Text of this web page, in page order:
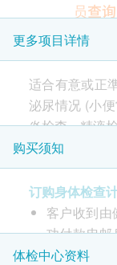
$100 AEON 礼券
$300 hutchgo.com
精液化验-活
2 基本项目
基本健康评估
血压
体质指标
身高
脉搏率
详细医学问卷
体重
员查询
前列腺及膀胱
HK$ 1,350.0
上腹超声波
包括肝、胆、
HK$2,310.0
肾脏超声波
HK$1,260.0
更多项目详情
适合有意或正
泌尿情况 (小
炎检查、精液
包括基本体格
验、全血计数
试、肺功能。
注意事项:
购买须知
订购身体检查
客户收到
功付款电
电客户预约
体检中心资料